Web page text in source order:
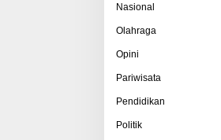
Nasional
Olahraga
Opini
Pariwisata
Pendidikan
Politik